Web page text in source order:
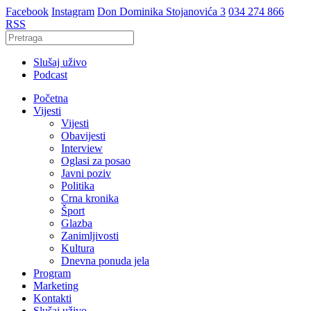
Facebook Instagram Don Dominika Stojanovića 3 034 274 866
RSS
Slušaj uživo
Podcast
Početna
Vijesti
Vijesti
Obavijesti
Interview
Oglasi za posao
Javni poziv
Politika
Crna kronika
Šport
Glazba
Zanimljivosti
Kultura
Dnevna ponuda jela
Program
Marketing
Kontakti